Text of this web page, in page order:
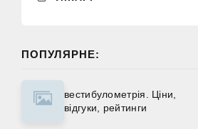
ПОПУЛЯРНЕ:
вестибулометрія. Ціни,
відгуки, рейтинги